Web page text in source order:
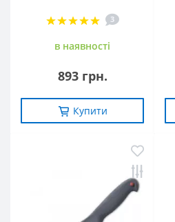
3
в наявностi
893 грн.
Купити